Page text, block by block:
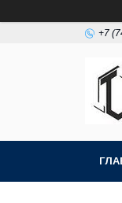
+7